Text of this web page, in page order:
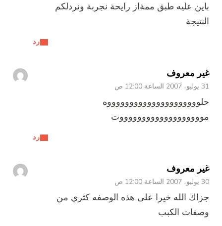
رد
باين عليه طبق ممةاز رايحة نجربة ونردلكم
النتيجة
غير معروف
31 يوليو، 2007 الساعة 12:00 ص
رد
حلوووووووووووووووووووووه
موووووووووووووووووووت
غير معروف
30 يوليو، 2007 الساعة 12:00 ص
جزاك الله خيرا على هذه الوصفه كثري من
وصفات الكبب